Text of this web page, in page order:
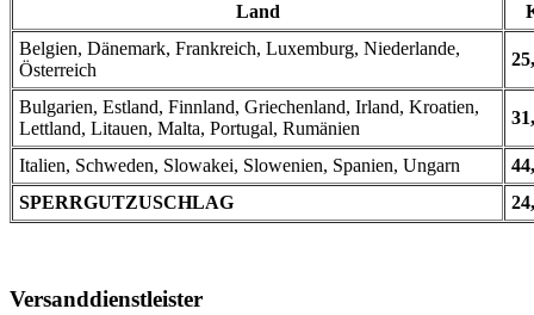
Land
Belgien, Dänemark, Frankreich, Luxemburg, Niederlande,
Österreich
Bulgarien, Estland, Finnland, Griechenland, Irland, Kroatien,
Lettland, Litauen, Malta, Portugal, Rumänien
Italien, Schweden, Slowakei, Slowenien, Spanien, Ungarn
SPERRGUTZUSCHLAG
Versanddienstleister